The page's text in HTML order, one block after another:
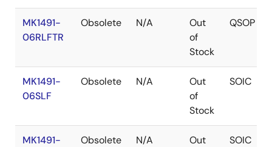
MK1491-
06RLFTR
Obsolete N/A
Out
of
Stock
QSOP
MK1491-
06SLF
Obsolete N/A
Out
of
Stock
SOIC
MK1491-
Obsolete N/A
Out
SOIC